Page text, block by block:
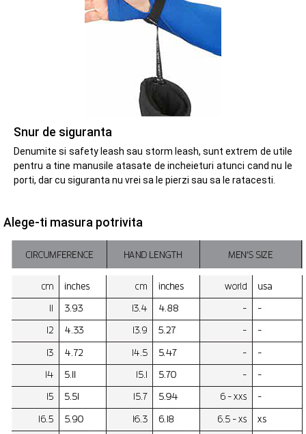
Snur de siguranta
Denumite si safety leash sau storm leash, sunt extrem de utile
pentru a tine manusile atasate de incheieturi atunci cand nu le
porti, dar cu siguranta nu vrei sa le pierzi sau sa le ratacesti.
Alege-ti masura potrivita